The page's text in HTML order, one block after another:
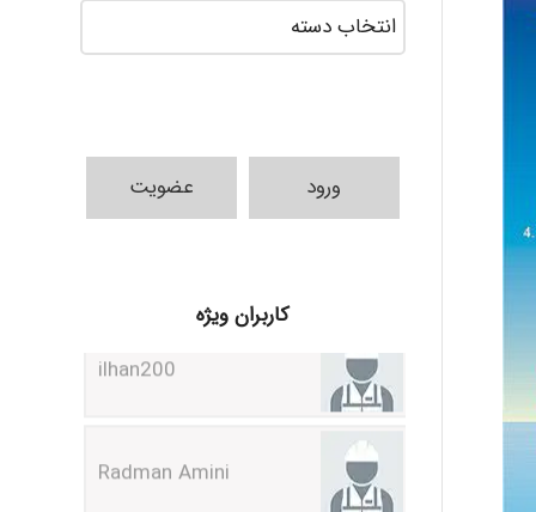
دسته‌ها
ورود عضویت
کاربران ویژه
Radman Amini
Mohammad